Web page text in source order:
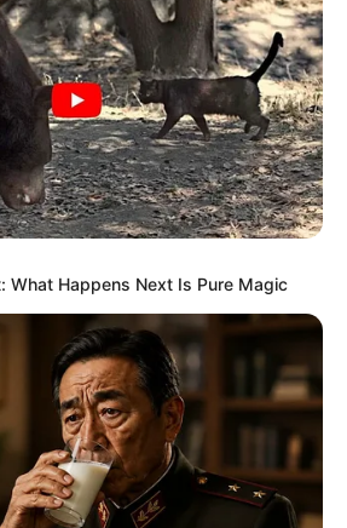
What Happens Next Is Pure Magic